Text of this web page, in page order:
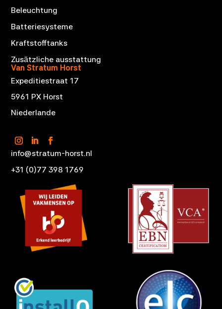
Beleuchtung
Batteriesysteme
Kraftstofftanks
Zusätzliche ausstattung
Van Stratum Horst
Expeditiestraat 17
5961 PX Horst
Niederlande
info@stratum-horst.nl
+31 (0)77 398 1769